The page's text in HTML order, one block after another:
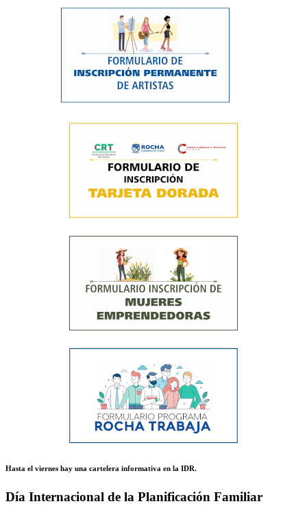
Hasta el viernes hay una cartelera informativa en la IDR.
Día Internacional de la Planificación Familiar